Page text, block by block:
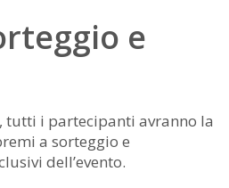
e
i partecipanti avranno la
a sorteggio e
dell’evento.